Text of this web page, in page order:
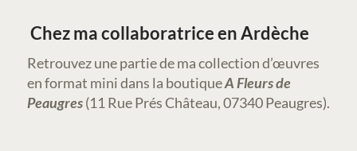
Chez ma collaboratrice en Ardèche
Retrouvez une partie de ma collection d’œuvres
en format mini dans la boutiqueA Fleurs de
Peaugres(11 Rue Prés Château, 07340 Peaugres).